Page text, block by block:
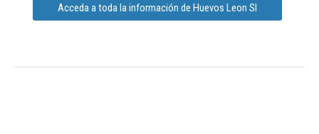
Acceda a toda la información de Huevos Leon Sl